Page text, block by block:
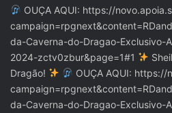
OUÇA AQUI: https://
da-Caverna-do-Dragao-Exclusivo-
2024-zctv0zbur&page=1#1
Dragão!
OUÇA AQUI:
da-Caverna-do-Dragao-Exclusivo-